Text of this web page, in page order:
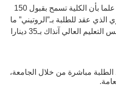
أساتذة الكلية الذين عاصروا تلك التجربة يؤكدون لكاتبة التحقيق أن حوالي 120 طالباً تقدموا للامتحان، علما بأن الكلية تسمح بقبول 150
الامتحان التحريري الذي عقد للطلبة بـ”الروتيني” ما
أدى لنجاحهم جميعاً، خصوصا في ظل تدني نسبة الملتحقين بالكلية، جرّاء الرسوم المرتفعة (حدّدها مجلس التعليم العالي آنذاك بـ35 دينارا
مباشرة من خلال الجامعة،